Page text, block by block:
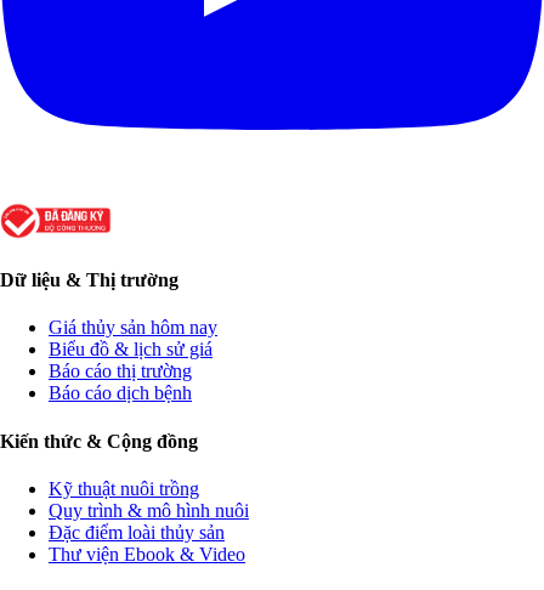
Dữ liệu & Thị trường
Giá thủy sản hôm nay
Biểu đồ & lịch sử giá
Báo cáo thị trường
Báo cáo dịch bệnh
Kiến thức & Cộng đồng
Kỹ thuật nuôi trồng
Quy trình & mô hình nuôi
Đặc điểm loài thủy sản
Thư viện Ebook & Video